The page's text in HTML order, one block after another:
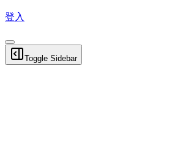
登入
Toggle Sidebar